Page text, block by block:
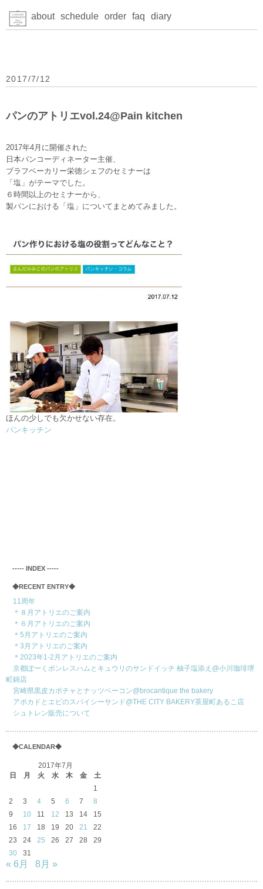
about schedule order faq diary
2017/7/12
パンのアトリエvol.24@Pain kitchen
2017年4月に開催された
日本パンコーディネーター主催、
ブラフベーカリー栄徳シェフのセミナーは
「塩」がテーマでした。
６時間以上のセミナーから、
製パンにおける「塩」についてまとめてみました。
ほんの少しでも欠かせない存在。
パンキッチン
‐‐‐‐‐ INDEX ‐‐‐‐‐
◆RECENT ENTRY◆
11周年
＊８月アトリエのご案内
＊６月アトリエのご案内
＊5月アトリエのご案内
＊3月アトリエのご案内
＊2023年1-2月アトリエのご案内
京都ぽーくボンレスハムとキュウリのサンドイッチ 柚子塩添え@小川珈琲堺
町錦店
宮崎県黒皮カボチャとナッツベーコン@brocantique the bakery
アボカドとエビのスパイシーサンド@THE CITY BAKERY茶屋町あるこ店
シュトレン販売について
◆CALENDAR◆
2017年7月
日
月 火 水 木 金
土
1
2
3 4 5 6 7
8
9
10 11 12 13 14
15
16
17 18 19 20 21
22
23
24 25 26 27 28
29
30
31
« 6月 8月 »